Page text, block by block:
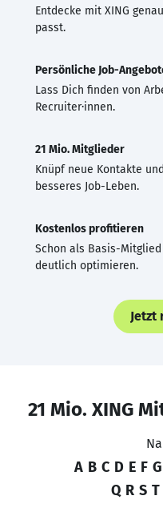
Entdecke mit XING
passt.
Persönliche Job-
Lass Dich finden von
Recruiter·innen.
21 Mio. Mitglieder
Knüpf neue Kontakte
besseres Job-Leben.
Kostenlos profitieren
Schon als Basis-
deutlich optimieren.
Jetzt
21 Mio. XING
A B C D E F G
Q R S T